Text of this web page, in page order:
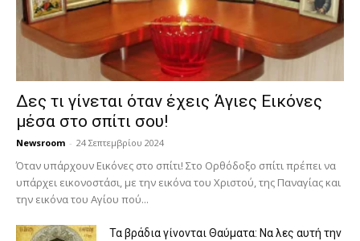
Δες τι γίνεται όταν έχεις Άγιες Εικόνες
μέσα στο σπίτι σου!
Newsroom - 24 Σεπτεμβρίου 2024
Όταν υπάρχουν Εικόνες στο σπίτι! Στο Ορθόδοξο σπίτι πρέπει να
υπάρχει εικονοστάσι, με την εικόνα του Χριστού, της Παν­αγίας και
την εικόνα του Αγίου πού...
Τα βράδια γίνονται Θαύματα: Να λες αυτή την